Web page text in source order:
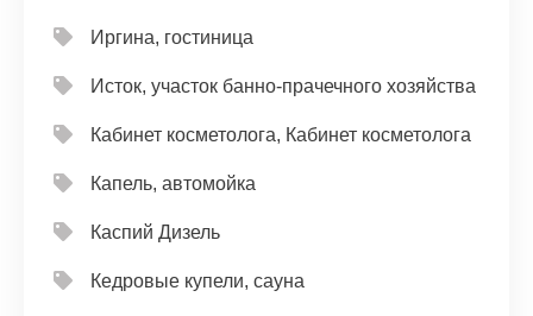
Иргина, гостиница
Исток, участок банно-прачечного хозяйства
Кабинет косметолога, Кабинет косметолога
Капель, автомойка
Каспий Дизель
Кедровые купели, сауна